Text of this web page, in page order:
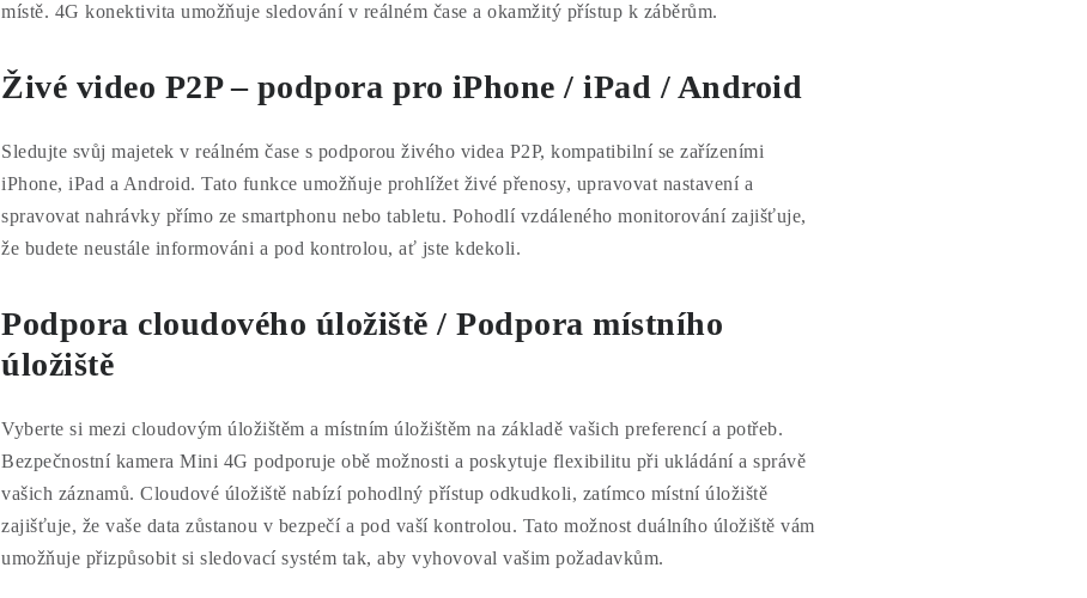
místě. 4G konektivita umožňuje sledování v reálném čase a okamžitý přístup k záběrům.
Živé video P2P – podpora pro iPhone / iPad / Android
Sledujte svůj majetek v reálném čase s podporou živého videa P2P, kompatibilní se zařízeními
iPhone, iPad a Android. Tato funkce umožňuje prohlížet živé přenosy, upravovat nastavení a
spravovat nahrávky přímo ze smartphonu nebo tabletu. Pohodlí vzdáleného monitorování zajišťuje,
že budete neustále informováni a pod kontrolou, ať jste kdekoli.
Podpora cloudového úložiště / Podpora místního
úložiště
Vyberte si mezi cloudovým úložištěm a místním úložištěm na základě vašich preferencí a potřeb.
Bezpečnostní kamera Mini 4G podporuje obě možnosti a poskytuje flexibilitu při ukládání a správě
vašich záznamů. Cloudové úložiště nabízí pohodlný přístup odkudkoli, zatímco místní úložiště
zajišťuje, že vaše data zůstanou v bezpečí a pod vaší kontrolou. Tato možnost duálního úložiště vám
umožňuje přizpůsobit si sledovací systém tak, aby vyhovoval vašim požadavkům.